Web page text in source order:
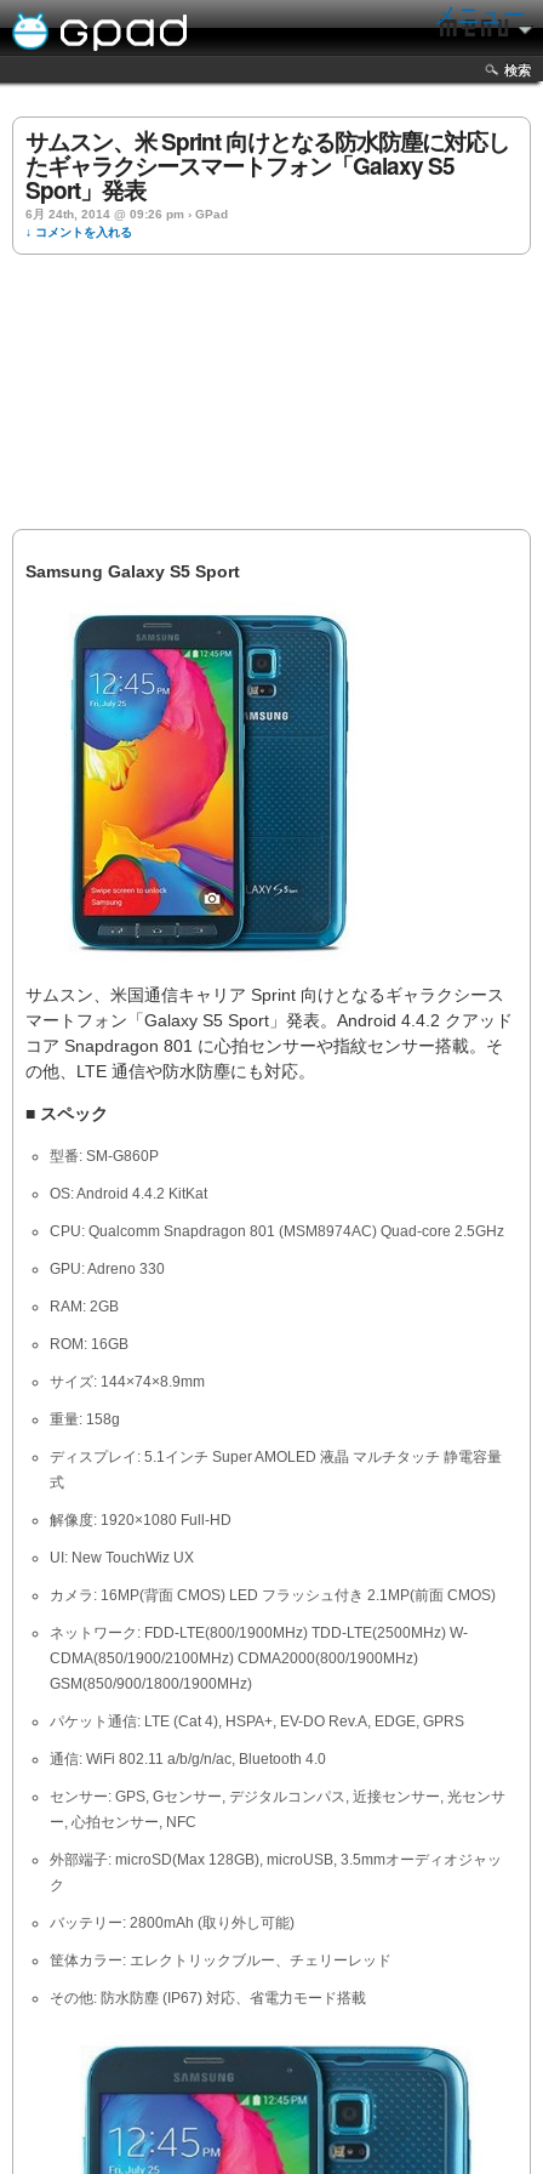
メニュー
検索
サムスン、米 Sprint 向けとなる防水防塵に対応し
たギャラクシースマートフォン「Galaxy S5
Sport」発表
6月 24th, 2014 @ 09:26 pm › GPad
↓ コメントを入れる
Samsung Galaxy S5 Sport
サムスン、米国通信キャリア Sprint 向けとなるギャラクシース
マートフォン「Galaxy S5 Sport」発表。Android 4.4.2 クアッド
コア Snapdragon 801 に心拍センサーや指紋センサー搭載。そ
の他、LTE 通信や防水防塵にも対応。
■ スペック
型番: SM-G860P
OS: Android 4.4.2 KitKat
CPU: Qualcomm Snapdragon 801 (MSM8974AC) Quad-core 2.5GHz
GPU: Adreno 330
RAM: 2GB
ROM: 16GB
サイズ: 144×74×8.9mm
重量: 158g
ディスプレイ: 5.1インチ Super AMOLED 液晶 マルチタッチ 静電容量
式
解像度: 1920×1080 Full-HD
UI: New TouchWiz UX
カメラ: 16MP(背面 CMOS) LED フラッシュ付き 2.1MP(前面 CMOS)
ネットワーク: FDD-LTE(800/1900MHz) TDD-LTE(2500MHz) W-
CDMA(850/1900/2100MHz) CDMA2000(800/1900MHz)
GSM(850/900/1800/1900MHz)
パケット通信: LTE (Cat 4), HSPA+, EV-DO Rev.A, EDGE, GPRS
通信: WiFi 802.11 a/b/g/n/ac, Bluetooth 4.0
センサー: GPS, Gセンサー, デジタルコンパス, 近接センサー, 光センサ
ー, 心拍センサー, NFC
外部端子: microSD(Max 128GB), microUSB, 3.5mmオーディオジャッ
ク
バッテリー: 2800mAh (取り外し可能)
筐体カラー: エレクトリックブルー、チェリーレッド
その他: 防水防塵 (IP67) 対応、省電力モード搭載